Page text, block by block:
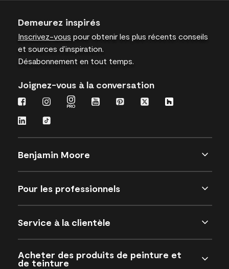
Demeurez inspirés
Inscrivez-vous pour obtenir les plus récents conseils
et sources d’inspiration.
Désabonnement en tout temps.
Joignez-vous à la conversation
Benjamin Moore
Pour les professionnels
Service à la clientèle
Acheter des produits de peinture et
de teinture